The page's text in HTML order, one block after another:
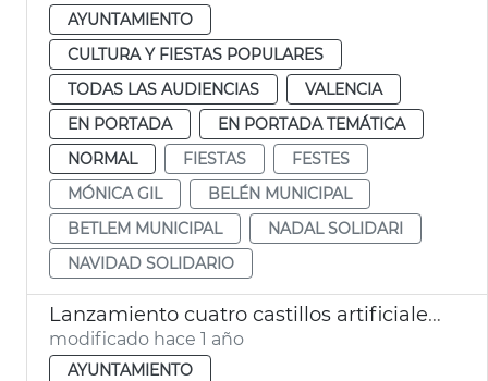
AYUNTAMIENTO
CULTURA Y FIESTAS POPULARES
TODAS LAS AUDIENCIAS
VALENCIA
EN PORTADA
EN PORTADA TEMÁTICA
NORMAL
FIESTAS
FESTES
MÓNICA GIL
BELÉN MUNICIPAL
BETLEM MUNICIPAL
NADAL SOLIDARI
NAVIDAD SOLIDARIO
Lanzamiento cuatro castillos artificiales Nochevieja València 2024
modificado hace 1 año
AYUNTAMIENTO